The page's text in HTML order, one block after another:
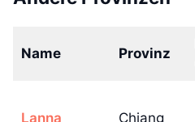
Name Provinz
Lanna Chiang